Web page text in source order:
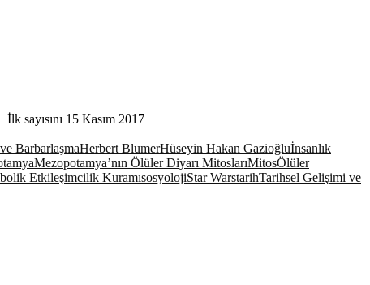
sayısını 15 Kasım 2017
BarbarlaşmaHerbert BlumerHüseyin Hakan Gazioğluİnsanlık
Mezopotamya’nın Ölüler Diyarı MitoslarıMitosÖlüler
Etkileşimcilik KuramısosyolojiStar WarstarihTarihsel Gelişimi ve